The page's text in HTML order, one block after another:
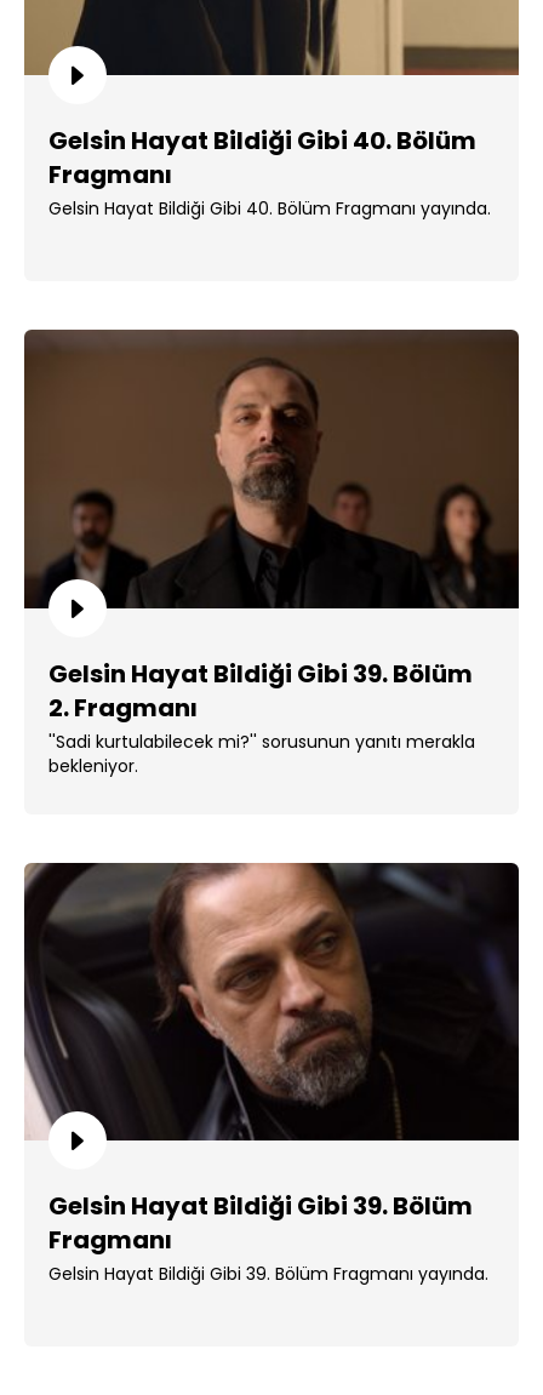
Gelsin Hayat Bildiği Gibi 40. Bölüm
Fragmanı
Gelsin Hayat Bildiği Gibi 40. Bölüm Fragmanı yayında.
Gelsin Hayat Bildiği Gibi 39. Bölüm
2. Fragmanı
''Sadi kurtulabilecek mi?'' sorusunun yanıtı merakla
bekleniyor.
Gelsin Hayat Bildiği Gibi 39. Bölüm
Fragmanı
Gelsin Hayat Bildiği Gibi 39. Bölüm Fragmanı yayında.